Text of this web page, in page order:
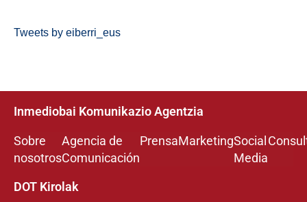
Tweets by eiberri_eus
Inmediobai Komunikazio Agentzia
Sobre
nosotros
Agencia de
Comunicación
PrensaMarketingSocial
Media
DOT Kirolak